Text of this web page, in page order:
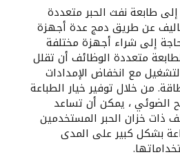
طابعة نفث الحبر متعددة
عن طريق دمج عدة أجهزة
إلى شراء أجهزة مختلفة
متعددة الوظائف أن تقلل
مع انخفاض الإمدادات
من خلال توفير خيار الطباعة
الضوئي ، يمكن أن تساعد
ذات خزان الحبر المستخدمين
بشكل كبير على المدى